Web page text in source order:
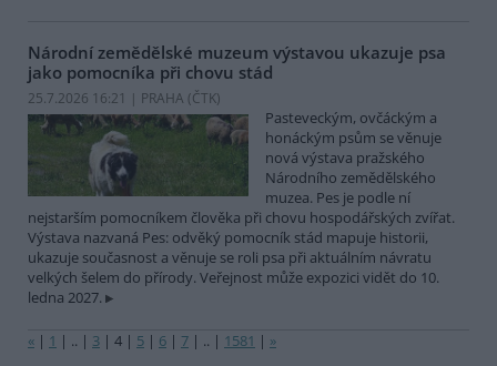
Národní zemědělské muzeum výstavou ukazuje psa
jako pomocníka při chovu stád
25.7.2026 16:21 | PRAHA (ČTK)
Pasteveckým, ovčáckým a
honáckým psům se věnuje
nová výstava pražského
Národního zemědělského
muzea. Pes je podle ní
nejstarším pomocníkem člověka při chovu hospodářských zvířat.
Výstava nazvaná Pes: odvěký pomocník stád mapuje historii,
ukazuje současnost a věnuje se roli psa při aktuálním návratu
velkých šelem do přírody. Veřejnost může expozici vidět do 10.
ledna 2027.
« | 1 | .. | 3 | 4 | 5 | 6 | 7 | .. | 1581 | »